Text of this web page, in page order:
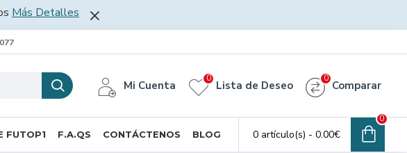
Más Detalles
Mi Cuenta Lista de Deseo
0
Comparar
0
FUTOP1 F.A.QS CONTÁCTENOS BLOG 0 artículo(s) - 0.00€
0